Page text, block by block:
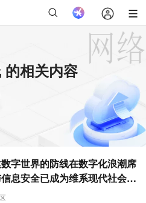
的相关内容
字世界的防线在数字化浪潮席
息安全已成为维系现代社会正
深入探讨网络安全漏洞的成因